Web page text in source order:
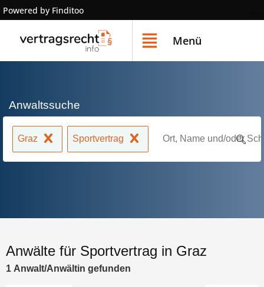
Powered by Finditoo
Menü
Anwaltssuche
Graz Sportvertrag
Anwälte für Sportvertrag in Graz
1 Anwalt/Anwältin gefunden